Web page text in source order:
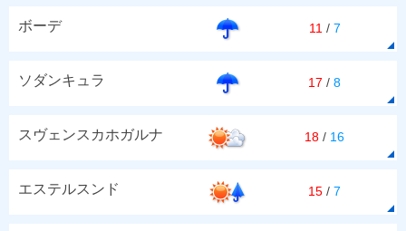
ボーデ 11 / 7
ソダンキュラ 17 /8
スヴェンスカホガルナ 18 / 16
エステルスンド 15 /7